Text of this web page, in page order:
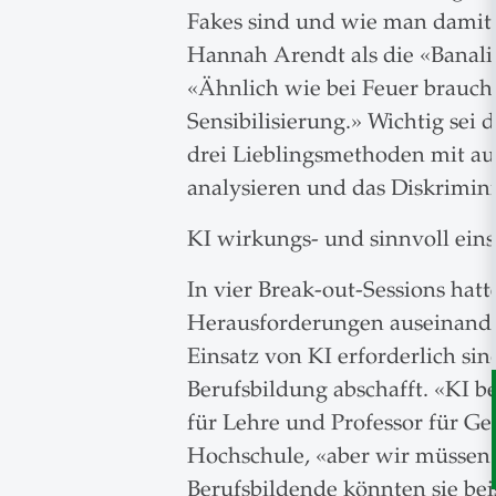
Fakes sind und wie man
Hannah Arendt als die
«Ähnlich wie bei Feuer
Sensibilisierung.» Wichtig sei
drei Lieblingsmethoden mit
analysieren und das
KI wirkungs- und sinnvoll
In vier Break-out-Sessions
Herausforderungen
Einsatz von KI erforderlich
Berufsbildung abschafft. «KI
für Lehre und Professor für
Hochschule, «aber wir
Berufsbildende könnten sie